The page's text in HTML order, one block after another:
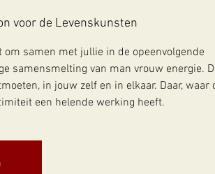
voor de Levenskunsten
samen met jullie in de opeenvolgende
samensmelting van man vrouw energie.
in jouw zelf en in elkaar. Daar, waar
een helende werking heeft.